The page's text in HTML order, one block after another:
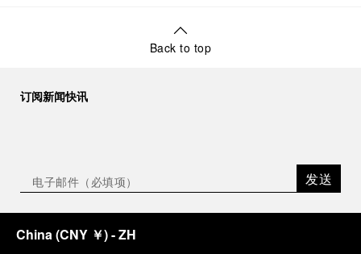
Back to top
订阅新闻快讯
发送
China(CNY ￥)- ZH